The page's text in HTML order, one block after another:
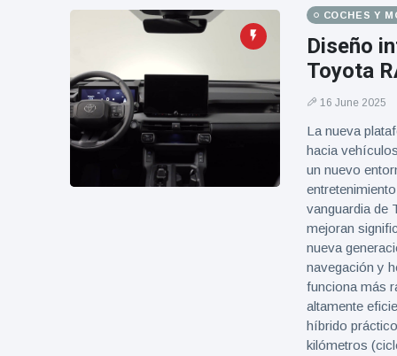
COCHES Y
Diseño
Toyota
16 June 2025
La nueva
hacia
un nuevo
vanguardia de
mejoran
nueva
navegación y
funciona más
altamente
híbrido
kilómetros